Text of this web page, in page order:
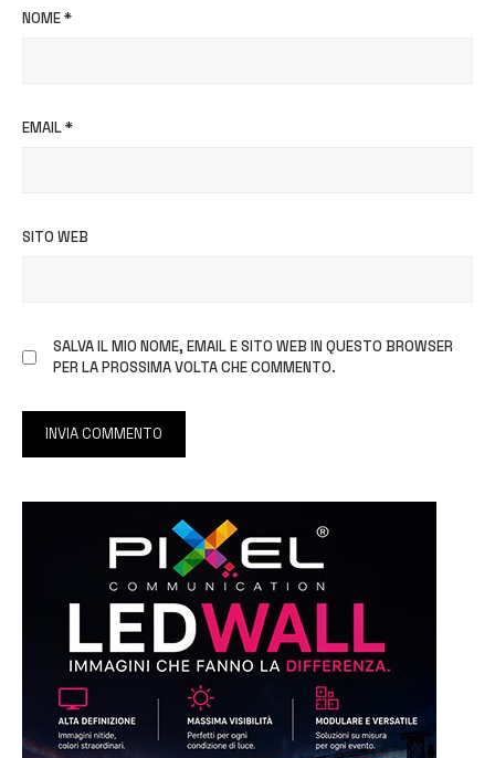
NOME*
EMAIL*
SITO WEB
SALVA IL MIO NOME, EMAIL E SITO WEB IN QUESTO BROWSER
PER LA PROSSIMA VOLTA CHE COMMENTO.